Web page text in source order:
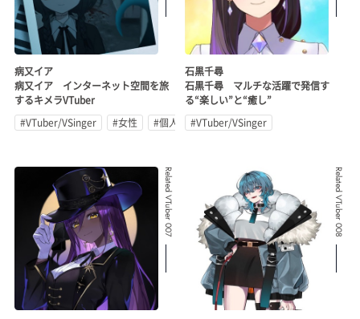
病又イア
病又イア インターネット空間を旅
するキメラVTuber
#VTuber/VSinger
#女性 #個人勢
石黒千尋
石黒千尋 マルチな活躍で発信す
る“楽しい”と“癒し”
#VTuber/VSinger
Related VTuber 007 Related VTuber 008